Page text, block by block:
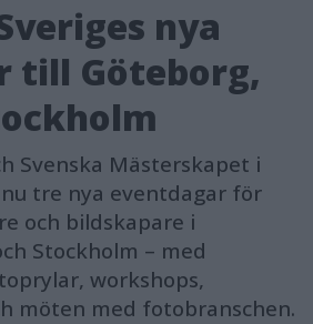
nya
till Göteborg,
Svenska Mästerskapet i
tre nya eventdagar för
och bildskapare i
Stockholm – med
workshops,
möten med fotobranschen.